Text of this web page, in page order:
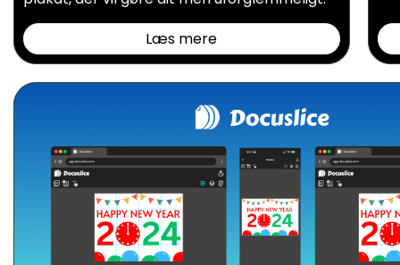
Læs mere